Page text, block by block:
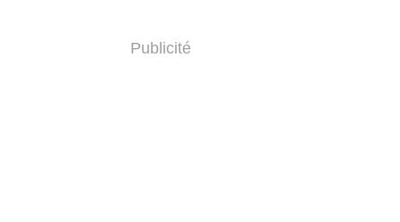
Publicité